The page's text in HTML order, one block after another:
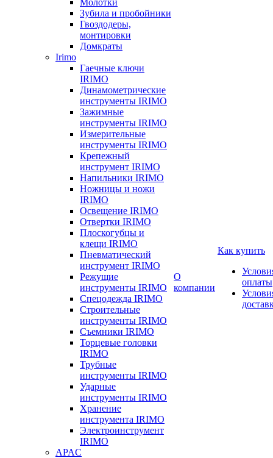
Молотки
Зубила и пробойники
Гвоздодеры,
монтировки
Домкраты
Irimo
Гаечные ключи
IRIMO
Динамометрические
инструменты IRIMO
Зажимные
инструменты IRIMO
Измерительные
инструменты IRIMO
Крепежный
инструмент IRIMO
Напильники IRIMO
Ножницы и ножи
IRIMO
Освещение IRIMO
Отвертки IRIMO
Плоскогубцы и
клещи IRIMO
Пневматический
инструмент IRIMO
Режущие
инструменты IRIMO
Спецодежда IRIMO
Строительные
инструменты IRIMO
Съемники IRIMO
Торцевые головки
IRIMO
Трубные
инструменты IRIMO
Ударные
инструменты IRIMO
Хранение
инструмента IRIMO
Электроинструмент
IRIMO
APAC
О
компании
Как купить
оплаты